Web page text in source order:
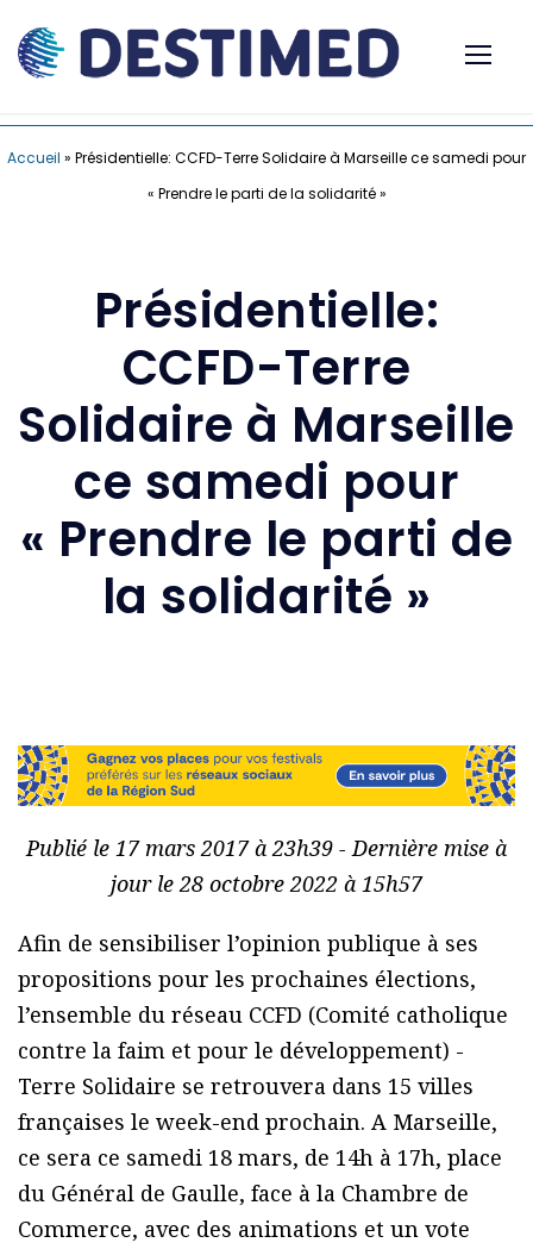
Accueil » Présidentielle: CCFD-Terre Solidaire à Marseille ce samedi pour
« Prendre le parti de la solidarité »
Présidentielle:
CCFD-Terre
Solidaire à Marseille
ce samedi pour
« Prendre le parti de
la solidarité »
Publié le 17 mars 2017 à 23h39 - Dernière mise à
jour le 28 octobre 2022 à 15h57
Afin de sensibiliser l’opinion publique à ses
propositions pour les prochaines élections,
l’ensemble du réseau CCFD (Comité catholique
contre la faim et pour le développement) -
Terre Solidaire se retrouvera dans 15 villes
françaises le week-end prochain. A Marseille,
ce sera ce samedi 18 mars, de 14h à 17h, place
du Général de Gaulle, face à la Chambre de
Commerce, avec des animations et un vote